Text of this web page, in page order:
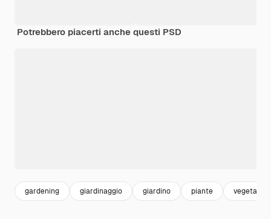
Potrebbero piacerti anche questi PSD
gardening giardinaggio giardino piante